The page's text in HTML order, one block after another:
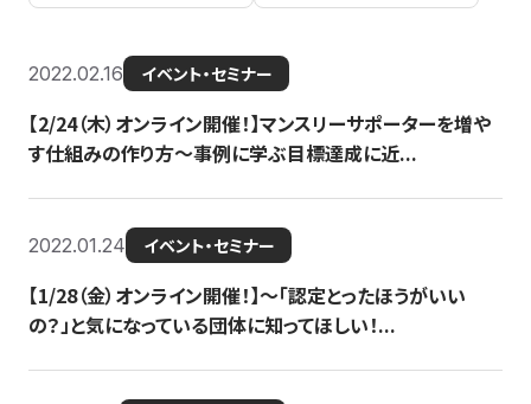
2022.02.16 イベント・セミナー
【2/24（木）オンライン開催！】マンスリーサポーターを増や
す仕組みの作り方〜事例に学ぶ目標達成に近...
2022.01.24 イベント・セミナー
【1/28（金）オンライン開催！】〜「認定とったほうがいい
の？」と気になっている団体に知ってほしい！...